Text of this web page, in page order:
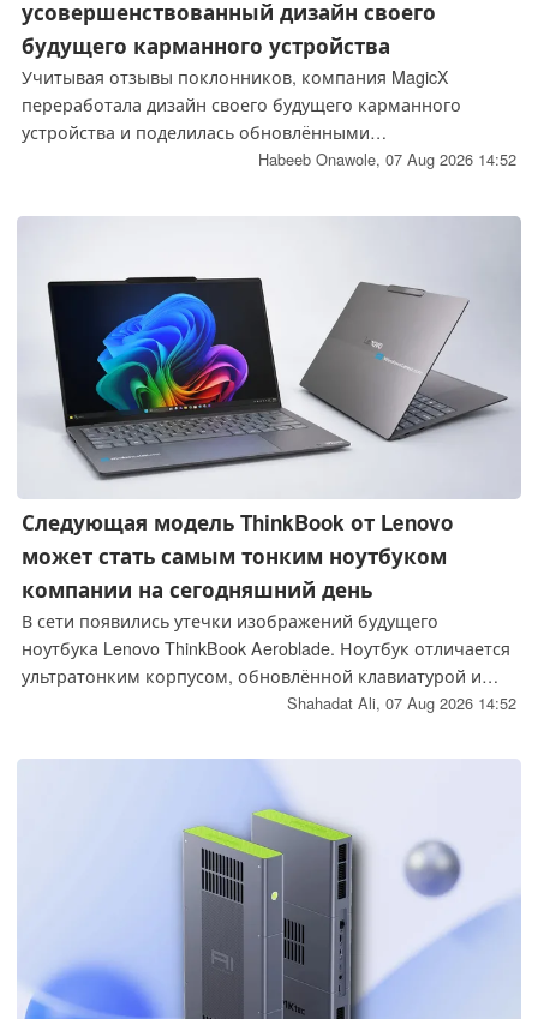
усовершенствованный дизайн своего
будущего карманного устройства
Учитывая отзывы поклонников, компания MagicX
переработала дизайн своего будущего карманного
устройства и поделилась обновлёнными
визуализациями. Хотя устройство по-прежнему
характеристики, у некоторых пользователей по-
Habeeb Onawole, 07 Aug 2026 14:52
Следующая модель ThinkBook от Lenovo
может стать самым тонким ноутбуком
компании на сегодняшний день
В сети появились утечки изображений будущего
ноутбука Lenovo ThinkBook Aeroblade. Ноутбук отличается
ультратонким корпусом, обновлённой клавиатурой и
двумя портами USB-C, однако компания Lenovo пока не
технические характеристики.
Shahadat Ali, 07 Aug 2026 14:52